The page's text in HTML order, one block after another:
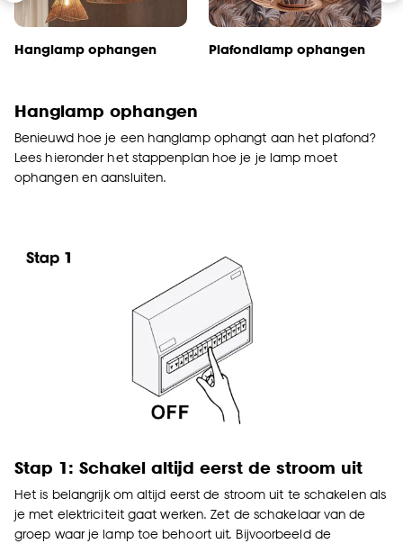
Hanglamp ophangen Plafondlamp ophangen
Hanglamp ophangen
Benieuwd hoe je een hanglamp ophangt aan het plafond?
Lees hieronder het stappenplan hoe je je lamp moet
ophangen en aansluiten.
Stap 1: Schakel altijd eerst de stroom uit
Het is belangrijk om altijd eerst de stroom uit te schakelen als
je met elektriciteit gaat werken. Zet de schakelaar van de
groep waar je lamp toe behoort uit. Bijvoorbeeld de